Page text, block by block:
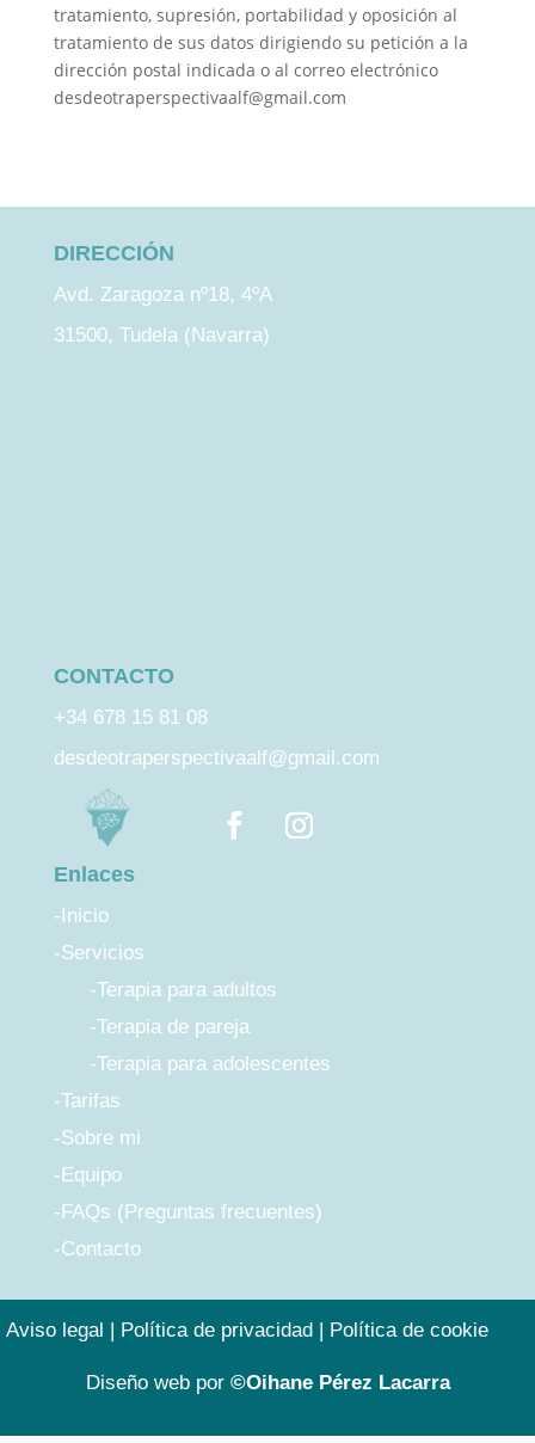
tratamiento, supresión, portabilidad y oposición al
tratamiento de sus datos dirigiendo su petición a la
dirección postal indicada o al correo electrónico
desdeotraperspectivaalf@gmail.com
DIRECCIÓN
Avd. Zaragoza nº18, 4ºA
31500, Tudela (Navarra)
CONTACTO
+34 678 15 81 08
desdeotraperspectivaalf@gmail.com
Enlaces
-Inicio
-Servicios
-Terapia para adultos
-Terapia de pareja
-Terapia para adolescentes
-Tarifas
-Sobre mi
-Equipo
-FAQs (Preguntas frecuentes)
-Contacto
Aviso legal Política de privacidad Política de cookie
Diseño web por ©Oihane Pérez Lacarra